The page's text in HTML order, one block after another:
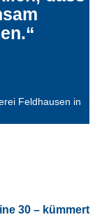
Feldhausen in
30 – kümmert